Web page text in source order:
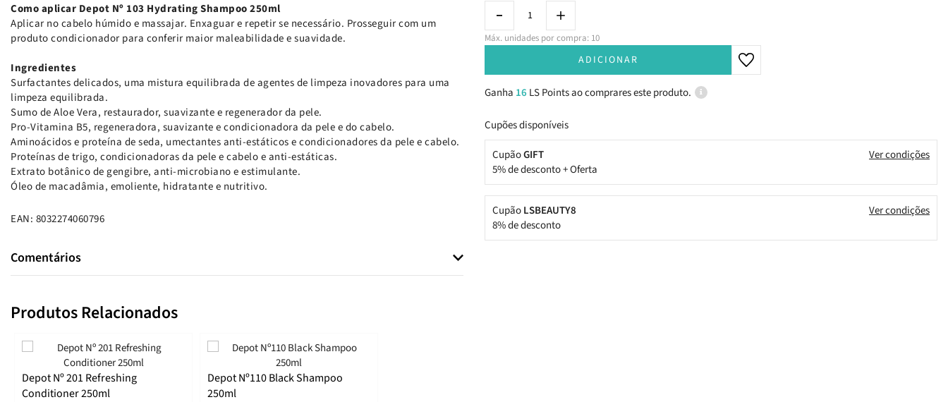
Como aplicar Depot Nº 103 Hydrating Shampoo 250ml
Aplicar no cabelo húmido e massajar. Enxaguar e repetir se necessário. Prosseguir com um
produto condicionador para conferir maior maleabilidade e suavidade.
Ingredientes
Surfactantes delicados, uma mistura equilibrada de agentes de limpeza inovadores para uma
limpeza equilibrada.
Sumo de Aloe Vera, restaurador, suavizante e regenerador da pele.
Pro-Vitamina B5, regeneradora, suavizante e condicionadora da pele e do cabelo.
Aminoácidos e proteína de seda, umectantes anti-estáticos e condicionadores da pele e cabelo.
Proteínas de trigo, condicionadoras da pele e cabelo e anti-estáticas.
Extrato botânico de gengibre, anti-microbiano e estimulante.
Óleo de macadâmia, emoliente, hidratante e nutritivo.
EAN: 8032274060796
Comentários
Máx. unidades por compra: 10
ADICIONAR
Ganha 16 LS Points ao comprares este produto.
Cupões disponíveis
CupãoGIFT
5% de desconto + Oferta
Ver condições
CupãoLSBEAUTY8
8% de desconto
Ver condições
Produtos Relacionados
Depot Nº 201 Refreshing
Conditioner 250ml
Depot Nº110 Black Shampoo
250ml